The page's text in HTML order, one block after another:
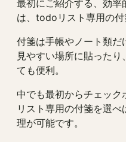
最初にご紹介する、効
は、todoリスト専用の付
付箋は手帳やノート類だ
見やすい場所に貼った
ても便利。
中でも最初からチェッ
リスト専用の付箋を選
理が可能です。